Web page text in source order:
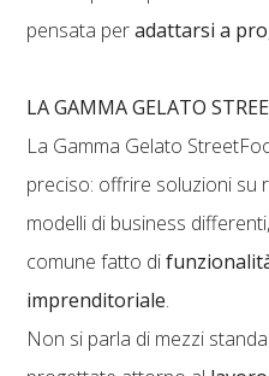
pensata peradattarsi a
LA GAMMA GELATO
La Gamma Gelato
preciso: offrire soluzioni su
modelli di business
comune fatto di
imprenditoriale.
Non si parla di mezzi